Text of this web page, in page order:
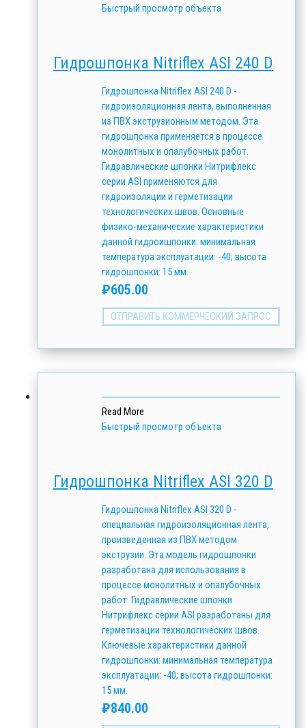
Быстрый просмотр объекта
Гидрошпонка Nitriflex АSI 240 D
Гидрошпонка Nitriflex АSI 240 D -
гидроизоляционная лента, выполненная
из ПВХ экструзионным методом. Эта
гидрошпонка применяется в процессе
монолитных и опалубочных работ.
Гидравлические шпонки Нитрифлекс
серии ASI применяются для
гидроизоляции и герметизации
технологических швов. Основные
физико-механические характеристики
данной гидроишпонки: минимальная
температура эксплуатации: -40; высота
гидрошпонки: 15 мм.
₽605.00
ОТПРАВИТЬ КОММЕРЧЕСКИЙ ЗАПРОС
Read More
Быстрый просмотр объекта
Гидрошпонка Nitriflex АSI 320 D
Гидрошпонка Nitriflex АSI 320 D -
специальная гидроизоляционная лента,
произведенная из ПВХ методом
экструзии. Эта модель гидрошпонки
разработана для использования в
процессе монолитных и опалубочных
работ. Гидравлические шпонки
Нитрифлекс серии ASI разработаны для
герметизации технологических швов.
Ключевые характеристики данной
гидрошпонки: минимальная температура
эксплуатации: -40; высота гидрошпонки:
15 мм.
₽840.00